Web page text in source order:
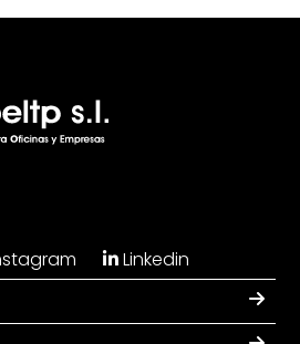
Linkedin